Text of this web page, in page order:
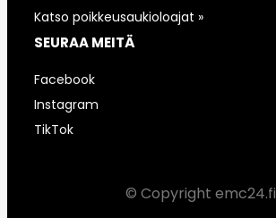
Katso poikkeusaukioloajat »
SEURAA MEITÄ
Facebook
Instagram
TikTok
© Copyright emc24.fi